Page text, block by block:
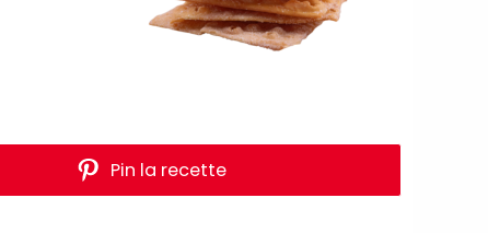
Pin la recette